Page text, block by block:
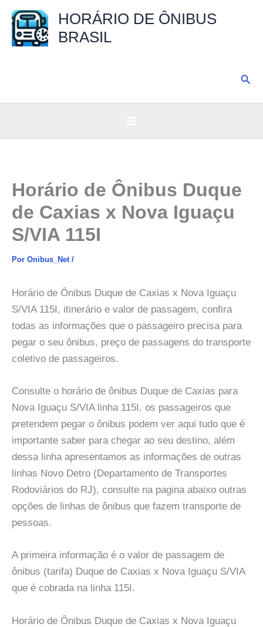
para
HORÁRIO DE ÔNIBUS
BRASIL
Horário de Ônibus Duque
de Caxias x Nova Iguaçu
S/VIA 115I
Por Onibus_Net /
Horário de Ônibus Duque de Caxias x Nova Iguaçu
S/VIA 115I, itinerário e valor de passagem, confira
todas as informações que o passageiro precisa para
pegar o seu ônibus, preço de passagens do transporte
coletivo de passageiros.
Consulte o horário de ônibus Duque de Caxias para
Nova Iguaçu S/VIA linha 115I, os passageiros que
pretendem pegar o ônibus podem ver aqui tudo que é
importante saber para chegar ao seu destino, além
dessa linha apresentamos as informações de outras
linhas Novo Detro (Departamento de Transportes
Rodoviários do RJ), consulte na pagina abaixo outras
opções de linhas de ônibus que fazem transporte de
pessoas.
A primeira informação é o valor de passagem de
ônibus (tarifa) Duque de Caxias x Nova Iguaçu S/VIA
que é cobrada na linha 115I.
Horário de Ônibus Duque de Caxias x Nova Iguaçu